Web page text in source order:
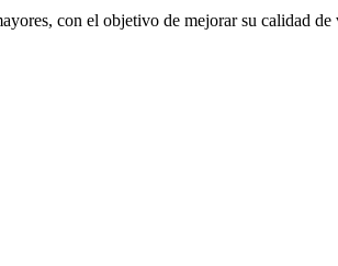
con el objetivo de mejorar su calidad de